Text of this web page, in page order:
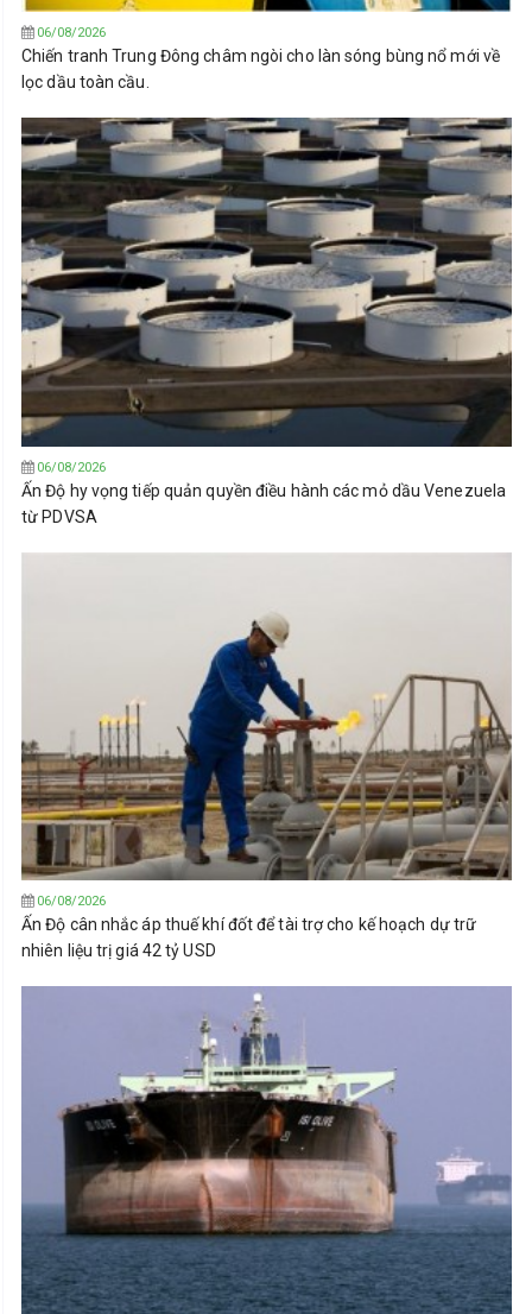
06/08/2026
Chiến tranh Trung Đông châm ngòi cho làn sóng bùng nổ mới về
lọc dầu toàn cầu.
06/08/2026
Ấn Độ hy vọng tiếp quản quyền điều hành các mỏ dầu Venezuela
từ PDVSA
06/08/2026
Ấn Độ cân nhắc áp thuế khí đốt để tài trợ cho kế hoạch dự trữ
nhiên liệu trị giá 42 tỷ USD